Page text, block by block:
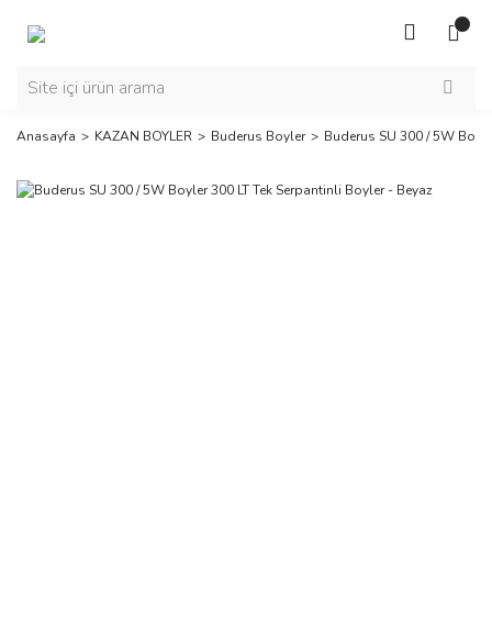
Anasayfa KAZAN BOYLER Buderus Boyler Buderus SU 300 / 5W